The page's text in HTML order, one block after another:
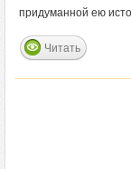
придуманной ею
Читать